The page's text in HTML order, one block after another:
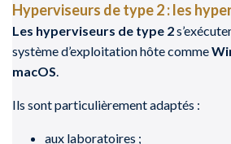
Hyperviseurs de type 2 : les
Les hyperviseurs de type 2
système d’exploitation hôte comme
macOS.
Ils sont particulièrement adaptés :
aux laboratoires ;